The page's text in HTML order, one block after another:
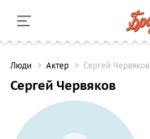
Люди Актер Сергей Червяков
Сергей Червяков